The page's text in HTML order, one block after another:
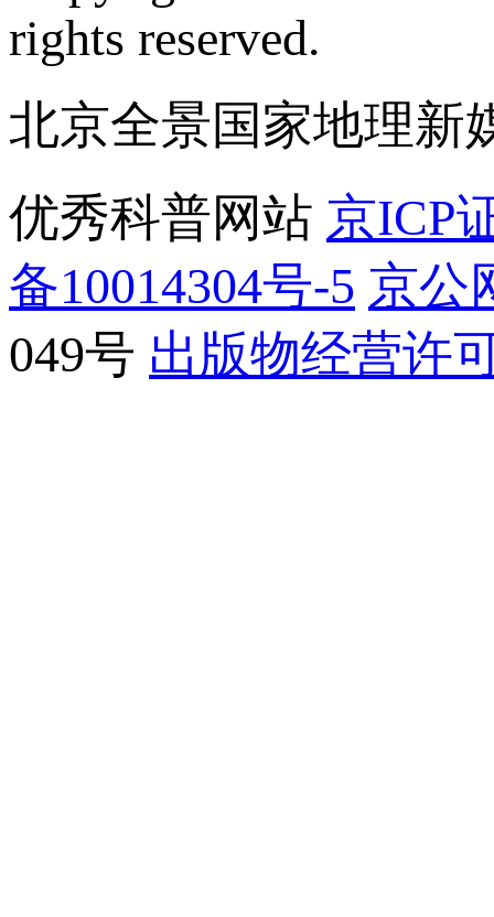
rights reserved.
北京全景国家地理新
优秀科普网站 京ICP
备10014304号-5 京公
049号 出版物经营许